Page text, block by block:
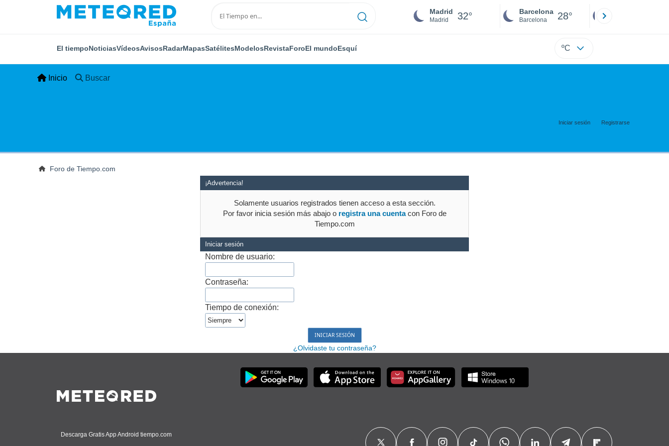
Madrid
Madrid 32° Barcelona
Barcelona 28°
El tiempoNoticiasVídeosAvisosRadarMapasSatélitesModelosRevistaForoEl mundoEsquí ºC
Inicio Buscar
Iniciar sesión Registrarse
Foro de Tiempo.com
¡Advertencia!
Solamente usuarios registrados tienen acceso a esta sección.
Por favor inicia sesión más abajo o registra una cuentacon Foro de
Tiempo.com
Iniciar sesión
Nombre de usuario:
Contraseña:
Tiempo de conexión:
¿Olvidaste tu contraseña?
Descarga Gratis App Android tiempo.com